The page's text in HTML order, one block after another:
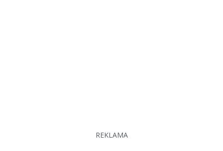
REKLAMA